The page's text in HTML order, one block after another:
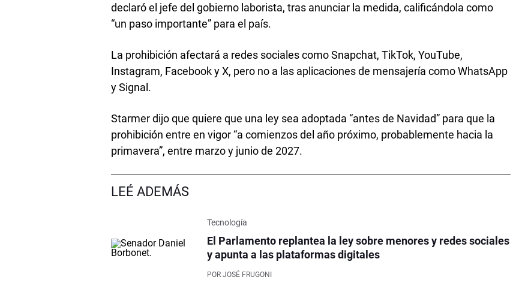
declaró el jefe del gobierno laborista, tras anunciar la medida, calificándola como
“un paso importante” para el país.
La prohibición afectará a redes sociales como Snapchat, TikTok, YouTube,
Instagram, Facebook y X, pero no a las aplicaciones de mensajería como WhatsApp
y Signal.
Starmer dijo que quiere que una ley sea adoptada “antes de Navidad” para que la
prohibición entre en vigor “a comienzos del año próximo, probablemente hacia la
primavera”, entre marzo y junio de 2027.
LEÉ ADEMÁS
Tecnología
El Parlamento replantea la ley sobre menores y redes sociales
y apunta a las plataformas digitales
POR JOSÉ FRUGONI